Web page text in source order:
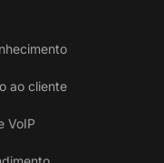
ao cliente
VoIP